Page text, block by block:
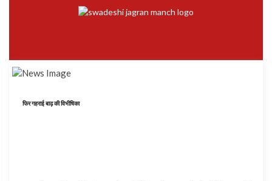
फिर गहराई बाढ़ की विभीषिका